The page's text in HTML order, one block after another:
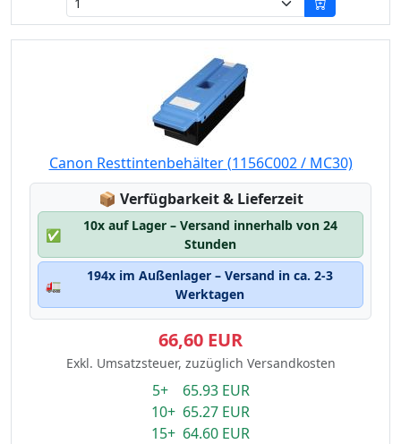
Canon Resttintenbehälter (1156C002 / MC30)
📦 Lagerstatus:
Verfügbarkeit & Lieferzeit
✅
10x auf Lager – Versand innerhalb von 24
Stunden
🚛
194x im Außenlager – Versand in ca. 2-3
Werktagen
66,60 EUR
Exkl. Umsatzsteuer, zuzüglich Versandkosten
5+ 65.93 EUR
10+ 65.27 EUR
15+ 64.60 EUR